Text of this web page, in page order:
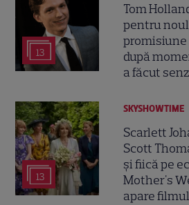
13
Tom
pentru noul
promisiune
după
a făcut
13
SKYSHOWTIME
Scarlett
Scott
și fiică pe
Mother's
apare